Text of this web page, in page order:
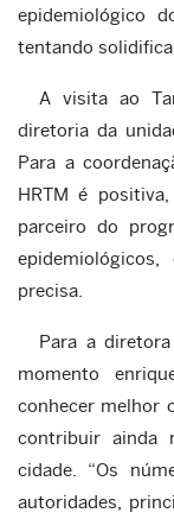
epidemiológico
tentando
A visita ao
diretoria da
Para a
HRTM é
parceiro do
precisa.
Para a
momento
conhecer melhor
contribuir ainda
cidade. “Os
autoridades,